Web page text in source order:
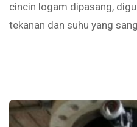
cincin logam dipasang,
tekanan dan suhu yang